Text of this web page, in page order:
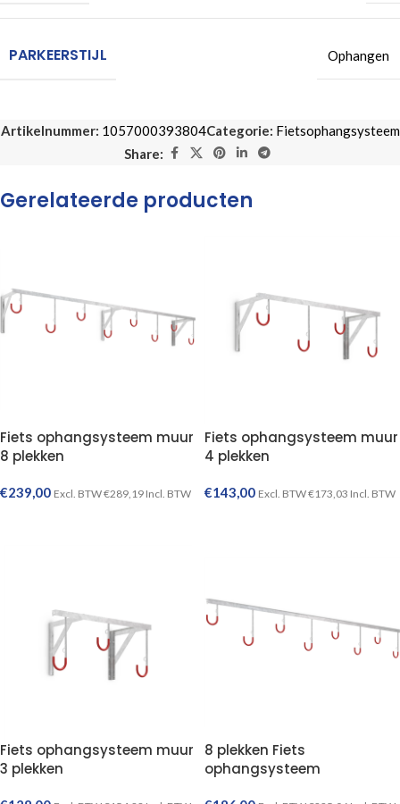
PARKEERSTIJL Ophangen
Artikelnummer: 1057000393804Categorie: Fietsophangsysteem
Share:
Gerelateerde producten
Fiets ophangsysteem muur
8 plekken
€239,00 Excl. BTW€289,19 Incl. BTW
Fiets ophangsysteem muur
4 plekken
€143,00 Excl. BTW€173,03 Incl. BTW
Fiets ophangsysteem muur
3 plekken
8 plekken Fiets
ophangsysteem